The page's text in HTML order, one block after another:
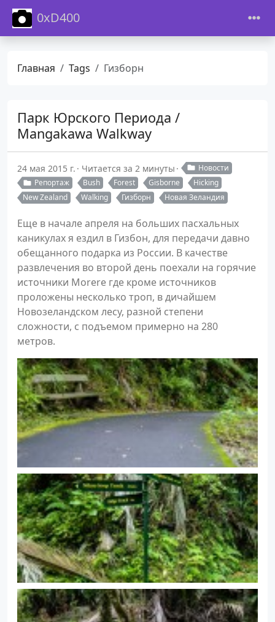
0xD400
Главная Tags Гизборн
Парк Юрского Периода /
Mangakawa Walkway
24 мая 2015 г. Читается за 2 минуты
Новости
Репортаж
Bush Forest Gisborne
Hicking
New Zealand
Walking Гизборн Новая Зеландия
Еще в начале апреля на больших пасхальных
каникулах я ездил в Гизбон, для передачи давно
обещанного подарка из России. В качестве
развлечения во второй день поехали на горячие
источники Morere где кроме источников
проложены несколько троп, в дичайшем
Новозеландском лесу, разной степени
сложности, с подъемом примерно на 280
метров.